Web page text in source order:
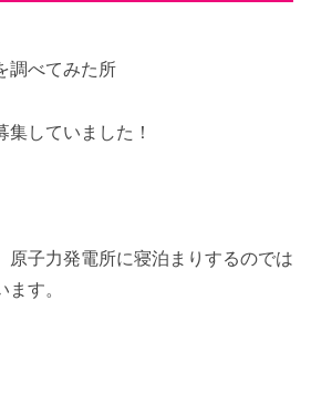
調べてみた所
集していました！
原子力発電所に寝泊まりするのでは
ます。